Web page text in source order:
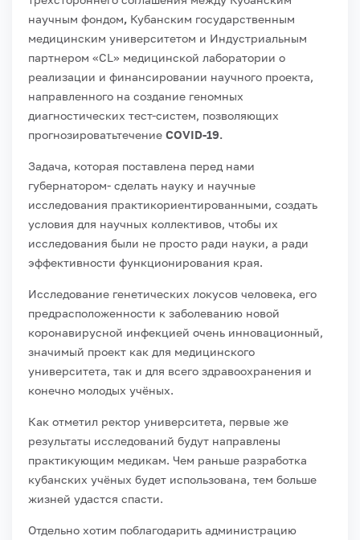
научным фондом, Кубанским государственным
медицинским университетом и Индустриальным
партнером «СL» медицинской лаборатории о
реализации и финансировании научного проекта,
направленного на создание геномных
диагностических тест-систем, позволяющих
прогнозироватьтечение COVID-19.
Задача, которая поставлена перед нами
губернатором- сделать науку и научные
исследования практикориентированными, создать
условия для научных коллективов, чтобы их
исследования были не просто ради науки, а ради
эффективности функционирования края.
Исследование генетических локусов человека, его
предрасположенности к заболеванию новой
коронавирусной инфекцией очень инновационный,
значимый проект как для медицинского
университета, так и для всего здравоохранения и
конечно молодых учёных.
Как отметил ректор университета, первые же
результаты исследований будут направлены
практикующим медикам. Чем раньше разработка
кубанских учёных будет использована, тем больше
жизней удастся спасти.
Отдельно хотим поблагодарить администрацию